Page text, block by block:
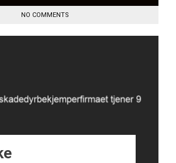
NO COMMENTS